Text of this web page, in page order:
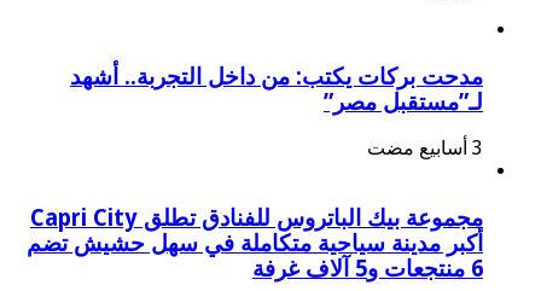
مدحت بركات يكتب: من داخل التجربة.. أشهد
لـ”مستقبل مصر”
مجموعة بيك الباتروس للفنادق تطلق Capri City
أكبر مدينة سياحية متكاملة في سهل حشيش تضم
6 منتجعات و5 آلاف غرفة